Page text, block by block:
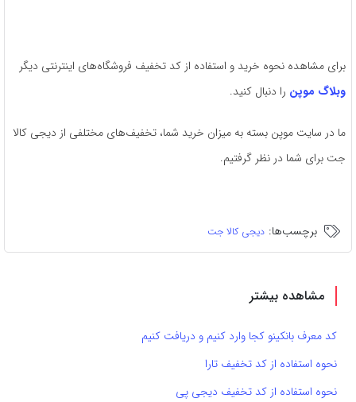
برای مشاهده نحوه خرید و استفاده از کد تخفیف فروشگاه‌های اینترنتی دیگر
وبلاگ موپن را دنبال کنید.
ما در سایت موپن بسته به میزان خرید شما، تخفیف‌های مختلفی از دیجی کالا
جت برای شما در نظر گرفتیم.
برچسب‌ها: دیجی کالا جت
مشاهده بیشتر
کد معرف بانکینو کجا وارد کنیم و دریافت کنیم
نحوه استفاده از کد تخفیف تارا
نحوه استفاده از کد تخفیف دیجی پی